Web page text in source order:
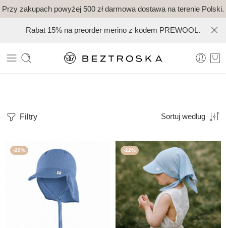
Przy zakupach powyżej 500 zł darmowa dostawa na terenie Polski.
Rabat 15% na preorder merino z kodem PREWOOL.
Filtry Sortuj według
-20% -22%